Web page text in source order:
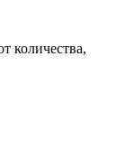
количества,